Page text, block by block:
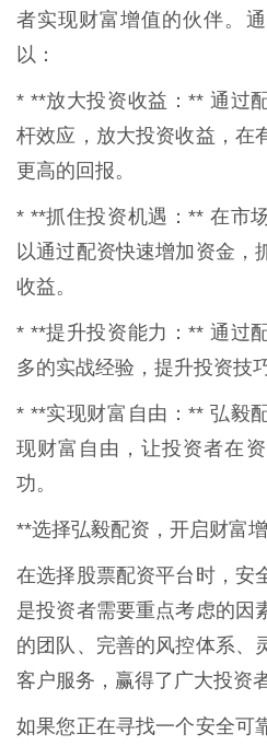
者实现财富增值的伙伴。
以：
* **放大投资收益：** 通过
杆效应，放大投资收益，在
更高的回报。
* **抓住投资机遇：** 在市
以通过配资快速增加资金，
收益。
* **提升投资能力：** 通过
多的实战经验，提升投资技
* **实现财富自由：** 弘毅
现财富自由，让投资者在
功。
**选择弘毅配资，开启财富
在选择股票配资平台时，安
是投资者需要重点考虑的因
的团队、完善的风控体系、
客户服务，赢得了广大投资
如果您正在寻找一个安全可